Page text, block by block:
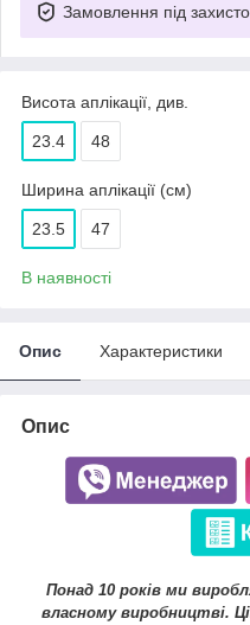
Замовлення під
Висота аплікації, див.
23.4 48
Ширина аплікації (см)
23.5 47
В наявності
Опис Характеристики
Опис
Понад 10 років ми
власному виробництві.